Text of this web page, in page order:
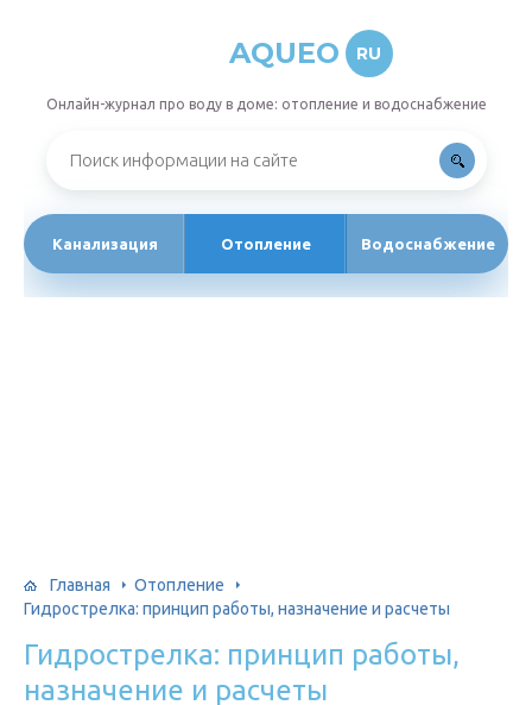
AQUEO RU
Онлайн-журнал про воду в доме: отопление и водоснабжение
Канализация Отопление Водоснабжение
Главная
Отопление
Гидрострелка: принцип работы, назначение и расчеты
Гидрострелка: принцип работы,
назначение и расчеты